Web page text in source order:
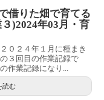
借りた畑で育てる
)2024年03月・育
０２４年１月に種まき
３回目の作業記録で
作業記録になり...
読む